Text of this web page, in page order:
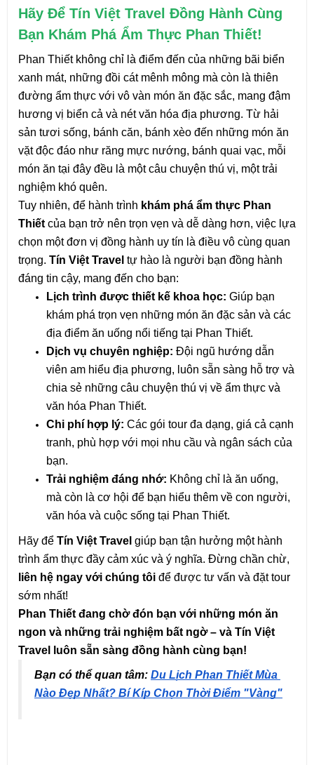
Hãy Để Tín Việt Travel Đồng Hành Cùng
Bạn Khám Phá Ẩm Thực Phan Thiết!
Phan Thiết không chỉ là điểm đến của những bãi biển
xanh mát, những đồi cát mênh mông mà còn là thiên
đường ẩm thực với vô vàn món ăn đặc sắc, mang đậm
hương vị biển cả và nét văn hóa địa phương. Từ hải
sản tươi sống, bánh căn, bánh xèo đến những món ăn
vặt độc đáo như răng mực nướng, bánh quai vạc, mỗi
món ăn tại đây đều là một câu chuyện thú vị, một trải
nghiệm khó quên.
Tuy nhiên, để hành trình khám phá ẩm thực Phan
Thiết của bạn trở nên trọn vẹn và dễ dàng hơn, việc lựa
chọn một đơn vị đồng hành uy tín là điều vô cùng quan
trọng. Tín Việt Travel tự hào là người bạn đồng hành
đáng tin cậy, mang đến cho bạn:
Lịch trình được thiết kế khoa học: Giúp bạn
khám phá trọn vẹn những món ăn đặc sản và các
địa điểm ăn uống nổi tiếng tại Phan Thiết.
Dịch vụ chuyên nghiệp: Đội ngũ hướng dẫn
viên am hiểu địa phương, luôn sẵn sàng hỗ trợ và
chia sẻ những câu chuyện thú vị về ẩm thực và
văn hóa Phan Thiết.
Chi phí hợp lý: Các gói tour đa dạng, giá cả cạnh
tranh, phù hợp với mọi nhu cầu và ngân sách của
bạn.
Trải nghiệm đáng nhớ: Không chỉ là ăn uống,
mà còn là cơ hội để bạn hiểu thêm về con người,
văn hóa và cuộc sống tại Phan Thiết.
Hãy để Tín Việt Travel giúp bạn tận hưởng một hành
liên hệ ngay với chúng tôi để được tư vấn và đặt tour
sớm nhất!
Phan Thiết đang chờ đón bạn với những món ăn
ngon và những trải nghiệm bất ngờ – và Tín Việt
Travel luôn sẵn sàng đồng hành cùng bạn!
Bạn có thể quan tâm: Du Lịch Phan Thiết Mùa
Nào Đẹp Nhất? Bí Kíp Chọn Thời Điểm "Vàng"